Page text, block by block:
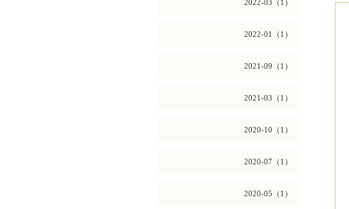
2022-03（1）
2022-01（1）
2021-09（1）
2021-03（1）
2020-10（1）
2020-07（1）
2020-05（1）